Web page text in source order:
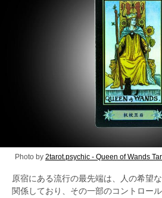
Photo by 2tarot.psychic - Queen of Wands
原宿にある流行の最先端は、人の希望
関係しており、その一部のコントロー